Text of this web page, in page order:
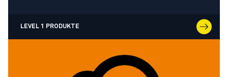
LEVEL 1 PRODUKTE